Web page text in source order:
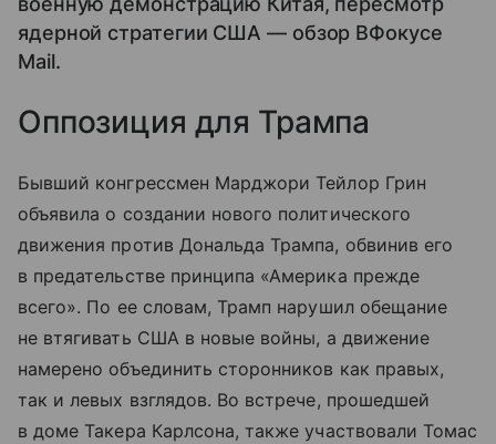
ядерной стратегии США — обзор ВФокусе
Mail.
Оппозиция для Трампа
Бывший конгрессмен Марджори Тейлор Грин
объявила о создании нового политического
движения против Дональда Трампа, обвинив его
в предательстве принципа «Америка прежде
всего». По ее словам, Трамп нарушил обещание
не втягивать США в новые войны, а движение
намерено объединить сторонников как правых,
так и левых взглядов. Во встрече, прошедшей
в доме Такера Карлсона, также участвовали Томас